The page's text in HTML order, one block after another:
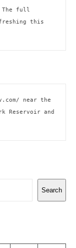
The full
this
near the
Reservoir and
Search